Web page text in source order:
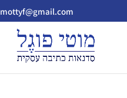
mottyf@gmail.com